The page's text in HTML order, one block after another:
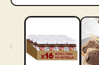
Abrir
elemento
multimedia
una
ventana